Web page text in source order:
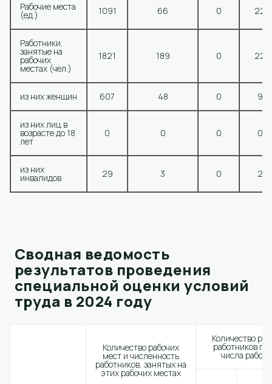
Рабочие места
(ед.) 1091 66 0 22
Работники,
занятые на
рабочих
местах (чел.)
1821 189 0 22
из них женщин 607 48 0 9
из них лиц в
возрасте до 18
лет
0 0 0 0
из них
инвалидов 29 3 0 2
Сводная ведомость
результатов проведения
специальной оценки условий
труда в 2024 году
Количество рабочих
мест и численность
работников, занятых на
этих рабочих местах
Количество
работников
числа